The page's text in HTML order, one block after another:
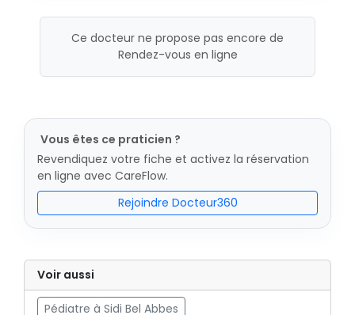
Ce docteur ne propose pas encore de
Rendez-vous en ligne
Vous êtes ce praticien ?
Revendiquez votre fiche et activez la réservation
en ligne avec CareFlow.
Rejoindre Docteur360
Voir aussi
Pédiatre à Sidi Bel Abbes